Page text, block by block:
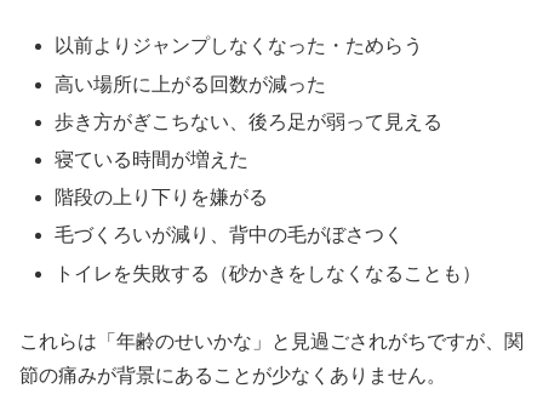
以前よりジャンプしなくなった・ためらう
高い場所に上がる回数が減った
歩き方がぎこちない、後ろ足が弱って見える
寝ている時間が増えた
階段の上り下りを嫌がる
毛づくろいが減り、背中の毛がぼさつく
トイレを失敗する（砂かきをしなくなることも）
これらは「年齢のせいかな」と見過ごされがちですが、関
節の痛みが背景にあることが少なくありません。